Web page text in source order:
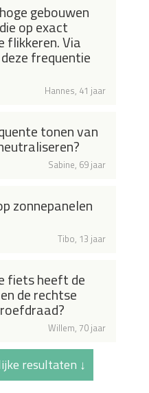
gebouwen
op exact
flikkeren. Via
frequentie
Hannes, 41 jaar
tonen van
Sabine, 69 jaar
zonnepanelen
Tibo, 13 jaar
fiets heeft de
de rechtse
Willem, 70 jaar
resultaten ↓